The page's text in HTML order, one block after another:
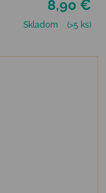
8,90 €
Skladom (>5 ks)